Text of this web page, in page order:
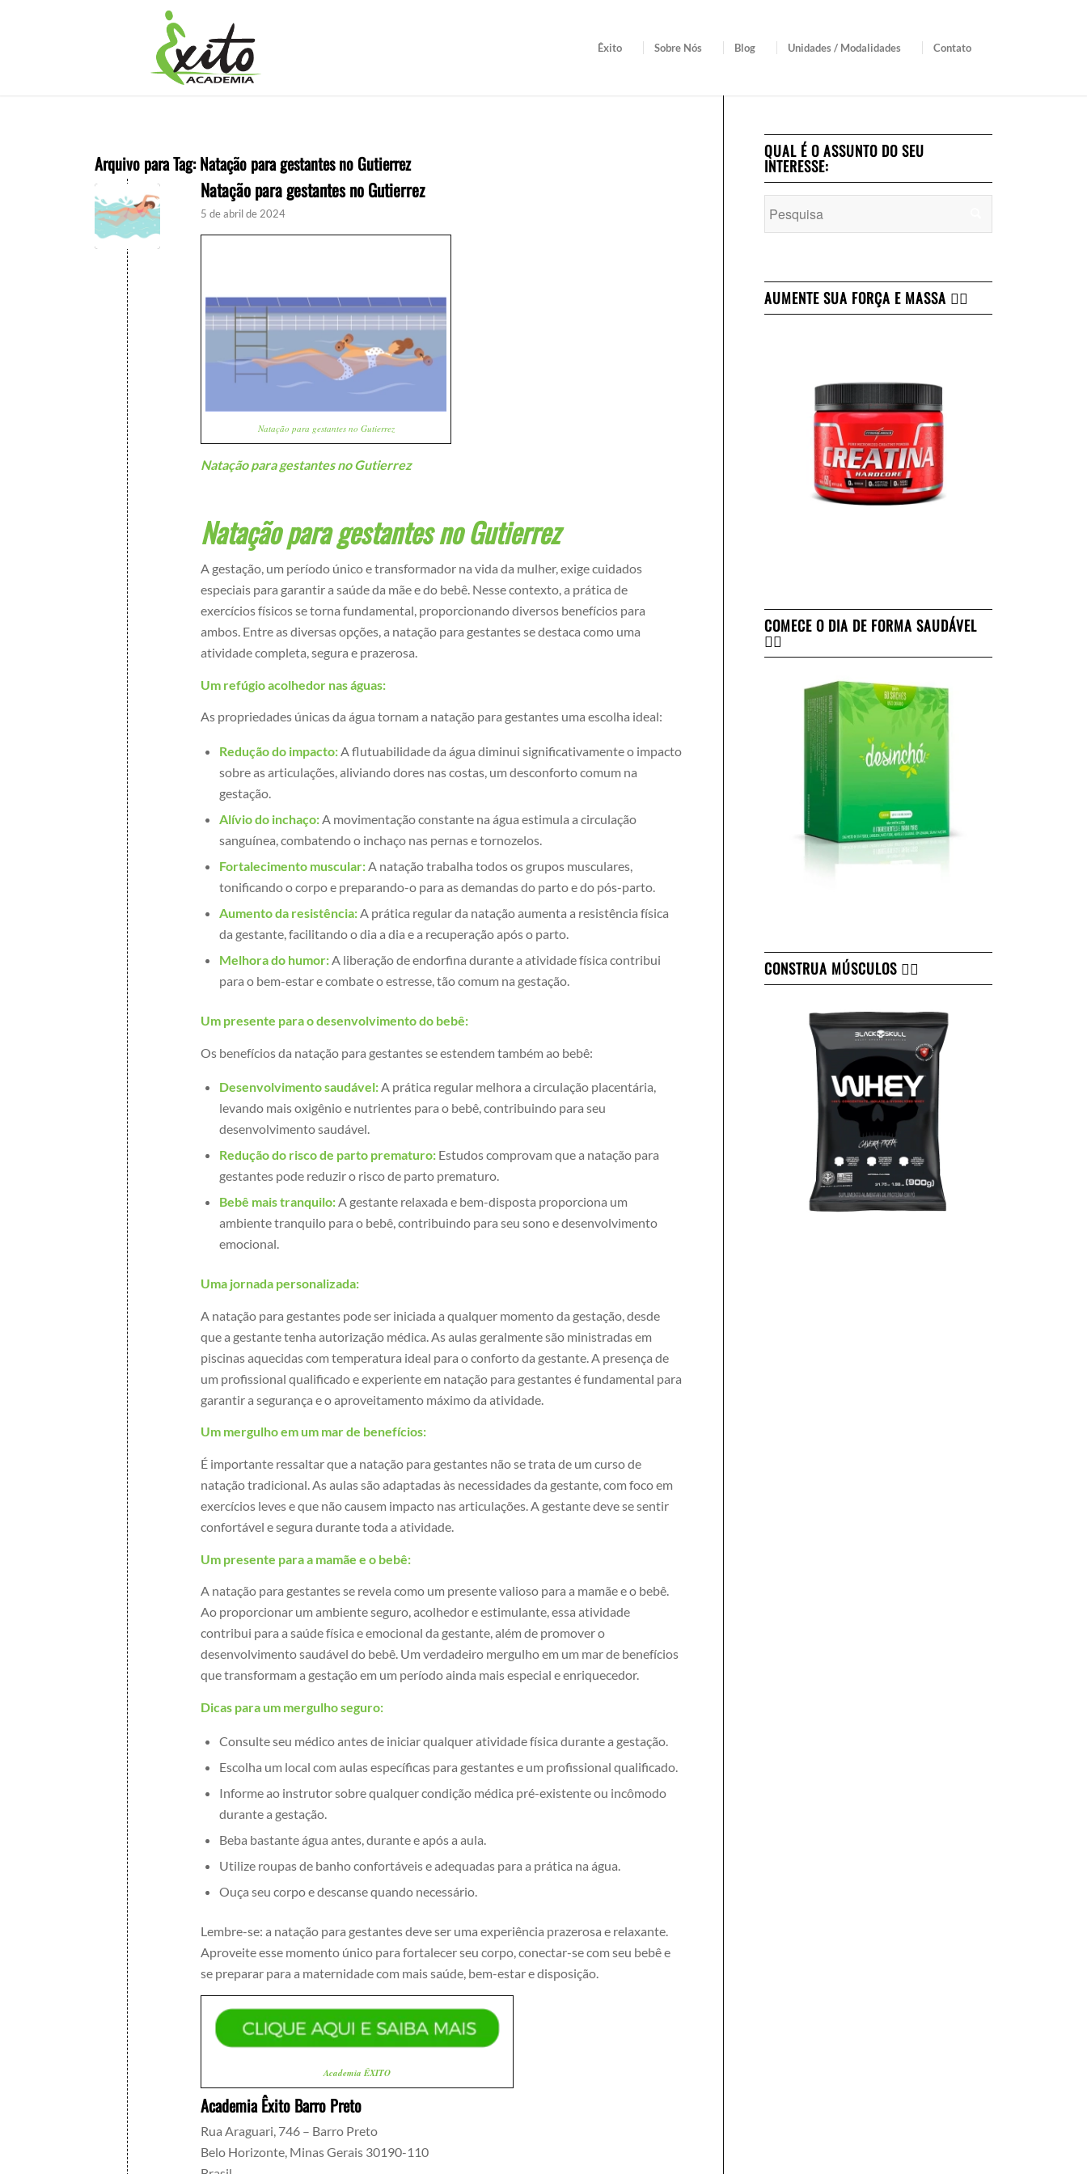
Êxito Sobre Nós Blog Unidades / Modalidades Contato
Arquivo para Tag:Natação para gestantes no Gutierrez
Natação para gestantes no Gutierrez
5 de abril de 2024
Natação para gestantes no Gutierrez
Natação para gestantes no Gutierrez
Natação para gestantes no Gutierrez
A gestação, um período único e transformador na vida da mulher, exige cuidados
especiais para garantir a saúde da mãe e do bebê. Nesse contexto, a prática de
exercícios físicos se torna fundamental, proporcionando diversos benefícios para
ambos. Entre as diversas opções, a natação para gestantes se destaca como uma
atividade completa, segura e prazerosa.
Um refúgio acolhedor nas águas:
As propriedades únicas da água tornam a natação para gestantes uma escolha ideal:
Redução do impacto:A flutuabilidade da água diminui significativamente o impacto
sobre as articulações, aliviando dores nas costas, um desconforto comum na
gestação.
Alívio do inchaço:A movimentação constante na água estimula a circulação
sanguínea, combatendo o inchaço nas pernas e tornozelos.
Fortalecimento muscular:A natação trabalha todos os grupos musculares,
tonificando o corpo e preparando-o para as demandas do parto e do pós-parto.
Aumento da resistência:A prática regular da natação aumenta a resistência física
da gestante, facilitando o dia a dia e a recuperação após o parto.
Melhora do humor:A liberação de endorfina durante a atividade física contribui
para o bem-estar e combate o estresse, tão comum na gestação.
Um presente para o desenvolvimento do bebê:
Os benefícios da natação para gestantes se estendem também ao bebê:
Desenvolvimento saudável:A prática regular melhora a circulação placentária,
levando mais oxigênio e nutrientes para o bebê, contribuindo para seu
desenvolvimento saudável.
Redução do risco de parto prematuro: Estudos comprovam que a natação para
gestantes pode reduzir o risco de parto prematuro.
Bebê mais tranquilo:A gestante relaxada e bem-disposta proporciona um
ambiente tranquilo para o bebê, contribuindo para seu sono e desenvolvimento
emocional.
Uma jornada personalizada:
A natação para gestantes pode ser iniciada a qualquer momento da gestação, desde
que a gestante tenha autorização médica. As aulas geralmente são ministradas em
piscinas aquecidas com temperatura ideal para o conforto da gestante. A presença de
um profissional qualificado e experiente em natação para gestantes é fundamental para
garantir a segurança e o aproveitamento máximo da atividade.
Um mergulho em um mar de benefícios:
É importante ressaltar que a natação para gestantes não se trata de um curso de
natação tradicional. As aulas são adaptadas às necessidades da gestante, com foco em
exercícios leves e que não causem impacto nas articulações. A gestante deve se sentir
confortável e segura durante toda a atividade.
Um presente para a mamãe e o bebê:
A natação para gestantes se revela como um presente valioso para a mamãe e o bebê.
Ao proporcionar um ambiente seguro, acolhedor e estimulante, essa atividade
contribui para a saúde física e emocional da gestante, além de promover o
desenvolvimento saudável do bebê. Um verdadeiro mergulho em um mar de benefícios
que transformam a gestação em um período ainda mais especial e enriquecedor.
Dicas para um mergulho seguro:
Consulte seu médico antes de iniciar qualquer atividade física durante a gestação.
Escolha um local com aulas específicas para gestantes e um profissional qualificado.
Informe ao instrutor sobre qualquer condição médica pré-existente ou incômodo
durante a gestação.
Beba bastante água antes, durante e após a aula.
Utilize roupas de banho confortáveis e adequadas para a prática na água.
Ouça seu corpo e descanse quando necessário.
Lembre-se: a natação para gestantes deve ser uma experiência prazerosa e relaxante.
Aproveite esse momento único para fortalecer seu corpo, conectar-se com seu bebê e
se preparar para a maternidade com mais saúde, bem-estar e disposição.
Academia ÊXITO
Academia Êxito Barro Preto
Rua Araguari, 746 – Barro Preto
Belo Horizonte Minas Gerais 30190-110
QUAL É O ASSUNTO DO SEU
INTERESSE:
AUMENTE SUA FORÇA E MASSA 👇🏻
COMECE O DIA DE FORMA SAUDÁVEL
👇🏻
CONSTRUA MÚSCULOS 👇🏻